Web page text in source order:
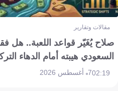
مقالات وتقارير
صلاح يُغَيّر قواعد اللعبة.. هل
السعودي هيبته أمام الدهاء
02:197 أغسطس 2026